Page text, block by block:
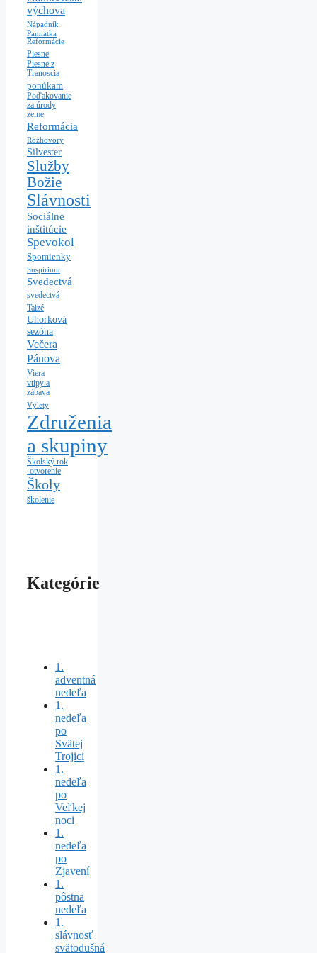
výchova
Nápadník
Pamiatka
Reformácie
Piesne
Piesne z
Tranoscia
ponúkam
Poďakovanie
za úrody
zeme
Reformácia
Rozhovory
Silvester
Služby
Božie
Slávnosti
Sociálne
inštitúcie
Spevokol
Spomienky
Suspírium
Svedectvá
svedectvá
Taizé
Uhorková
sezóna
Večera
Pánova
Viera
vtipy a
zábava
Výlety
Združenia
a skupiny
Školský rok
-otvorenie
Školy
školenie
Kategórie
1.
adventná
nedeľa
1.
nedeľa
po
Svätej
Trojici
1.
nedeľa
po
Veľkej
noci
1.
nedeľa
po
Zjavení
1.
pôstna
nedeľa
1.
slávnosť
svätodušná